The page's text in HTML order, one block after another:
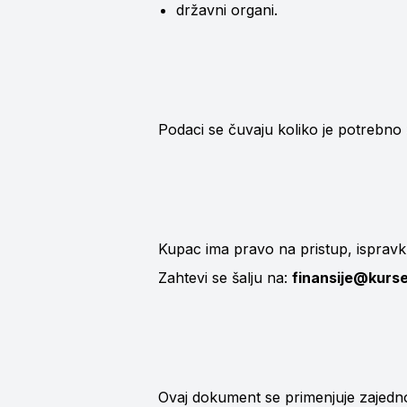
državni organi.
Podaci se čuvaju koliko je
Kupac ima pravo na pristup,
Zahtevi se šalju na:
Ovaj dokument se primenjuje